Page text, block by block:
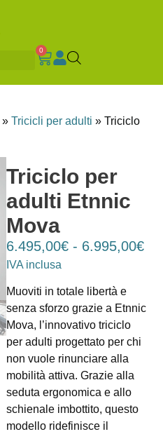
0
» Tricicli per adulti » Triciclo
Triciclo per
adulti Etnnic
Mova
6.495,00€ - 6.995,00€
IVA inclusa
Muoviti in totale libertà e
senza sforzo grazie a Etnnic
Mova, l’innovativo triciclo
per adulti progettato per chi
non vuole rinunciare alla
mobilità attiva. Grazie alla
seduta ergonomica e allo
schienale imbottito, questo
modello ridefinisce il